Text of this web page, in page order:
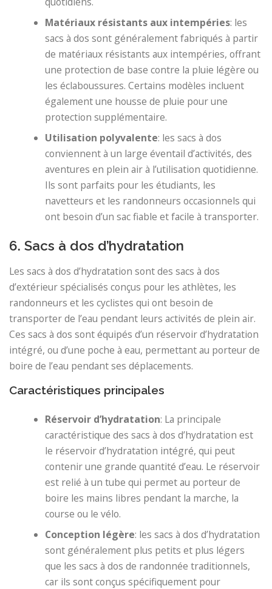
Matériaux résistants aux intempéries: les
sacs à dos sont généralement fabriqués à partir
de matériaux résistants aux intempéries, offrant
une protection de base contre la pluie légère ou
les éclaboussures. Certains modèles incluent
également une housse de pluie pour une
protection supplémentaire.
Utilisation polyvalente: les sacs à dos
conviennent à un large éventail d’activités, des
aventures en plein air à l’utilisation quotidienne.
Ils sont parfaits pour les étudiants, les
navetteurs et les randonneurs occasionnels qui
ont besoin d’un sac fiable et facile à transporter.
6. Sacs à dos d’hydratation
Les sacs à dos d’hydratation sont des sacs à dos
d’extérieur spécialisés conçus pour les athlètes, les
randonneurs et les cyclistes qui ont besoin de
transporter de l’eau pendant leurs activités de plein air.
Ces sacs à dos sont équipés d’un réservoir d’hydratation
intégré, ou d’une poche à eau, permettant au porteur de
boire de l’eau pendant ses déplacements.
Caractéristiques principales
Réservoir d’hydratation: La principale
caractéristique des sacs à dos d’hydratation est
le réservoir d’hydratation intégré, qui peut
contenir une grande quantité d’eau. Le réservoir
est relié à un tube qui permet au porteur de
boire les mains libres pendant la marche, la
course ou le vélo.
Conception légère: les sacs à dos d’hydratation
sont généralement plus petits et plus légers
que les sacs à dos de randonnée traditionnels,
car ils sont conçus spécifiquement pour